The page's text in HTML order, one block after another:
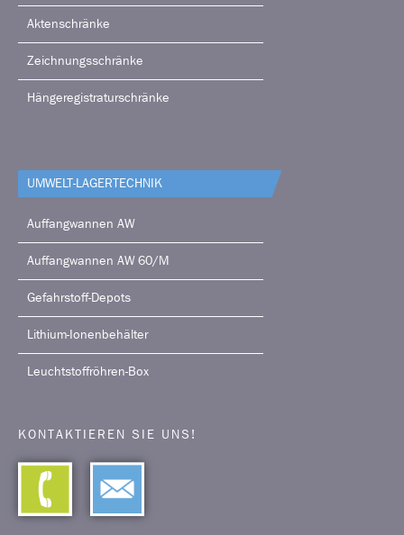
Aktenschränke
Zeichnungsschränke
Hängeregistraturschränke
UMWELT-LAGERTECHNIK
Auffangwannen AW
Auffangwannen AW 60/M
Gefahrstoff-Depots
Lithium-Ionenbehälter
Leuchtstoffröhren-Box
KONTAKTIEREN SIE UNS!